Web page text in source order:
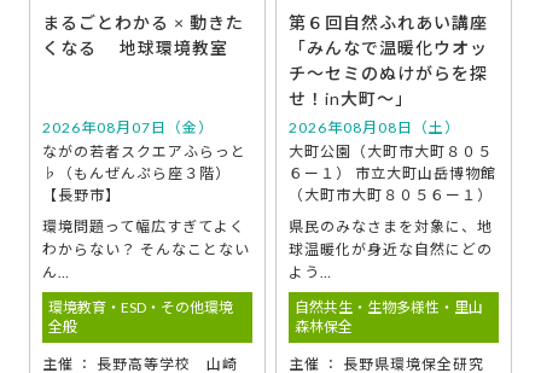
まるごとわかる × 動きた
くなる 地球環境教室
2026年08月07日（金）
ながの若者スクエアふらっと
♭（もんぜんぷら座３階）
【長野市】
環境問題って幅広すぎてよく
わからない？ そんなことない
ん…
環境教育・ESD・その他環境
全般
主催 ： 長野高等学校 山崎
第６回自然ふれあい講座
「みんなで温暖化ウオッ
チ～セミのぬけがらを探
せ！in大町～」
2026年08月08日（土）
大町公園（大町市大町８０５
６ー１） 市立大町山岳博物館
（大町市大町８０５６ー１）
県民のみなさまを対象に、地
球温暖化が身近な自然にどの
よう…
自然共生・生物多様性・里山
森林保全
主催 ： 長野県環境保全研究